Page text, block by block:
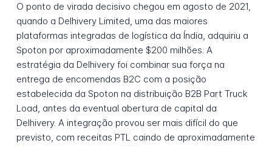
O ponto de virada decisivo chegou em agosto de 2021,
quando a Delhivery Limited, uma das maiores
plataformas integradas de logística da Índia, adquiriu a
Spoton por aproximadamente $200 milhões. A
estratégia da Delhivery foi combinar sua força na
entrega de encomendas B2C com a posição
estabelecida da Spoton na distribuição B2B Part Truck
Load, antes da eventual abertura de capital da
Delhivery. A integração provou ser mais difícil do que
previsto, com receitas PTL caindo de aproximadamente